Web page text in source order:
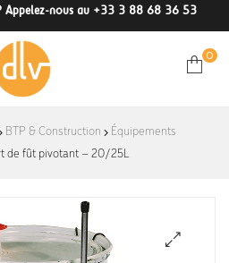
Appelez-nous au +33 3 88 68 36 53
DLV-
0
BTP & Construction
Équipements
de fût pivotant – 20/25L